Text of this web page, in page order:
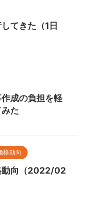
てきた（1日
作成の負担を軽
た
格動向
動向（2022/02